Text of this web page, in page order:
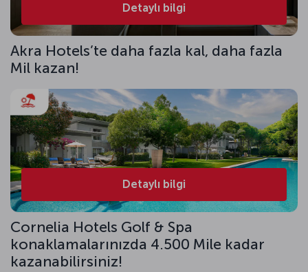
Detaylı bilgi
Akra Hotels’te daha fazla kal, daha fazla
Mil kazan!
Detaylı bilgi
Cornelia Hotels Golf & Spa
konaklamalarınızda 4.500 Mile kadar
kazanabilirsiniz!